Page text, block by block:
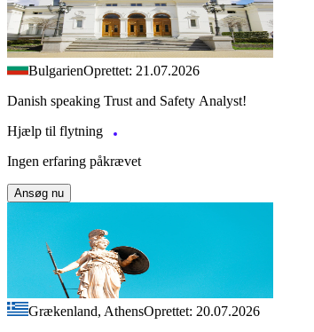
BulgarienOprettet: 21.07.2026
Danish speaking Trust and Safety Analyst!
Hjælp til flytning
Ingen erfaring påkrævet
Ansøg nu
Grækenland, AthensOprettet: 20.07.2026